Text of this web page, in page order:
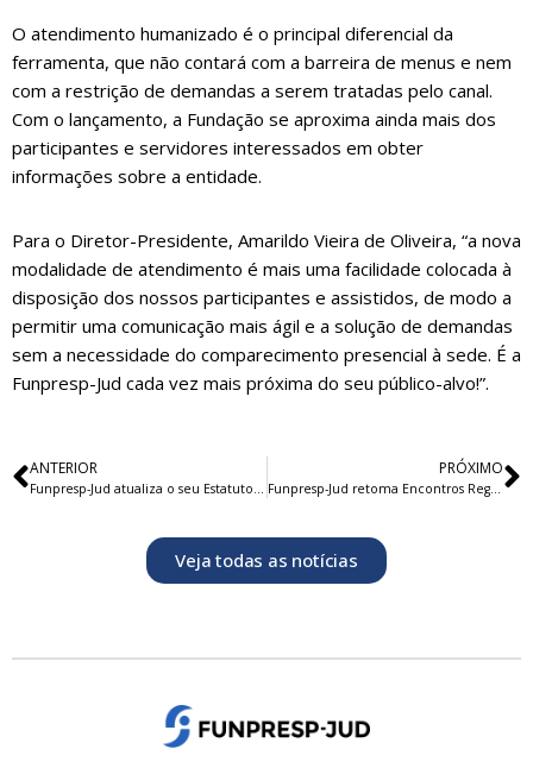
O atendimento humanizado é o principal diferencial da
ferramenta, que não contará com a barreira de menus e nem
com a restrição de demandas a serem tratadas pelo canal.
Com o lançamento, a Fundação se aproxima ainda mais dos
participantes e servidores interessados em obter
informações sobre a entidade.
Para o Diretor-Presidente, Amarildo Vieira de Oliveira, “a nova
modalidade de atendimento é mais uma facilidade colocada à
disposição dos nossos participantes e assistidos, de modo a
permitir uma comunicação mais ágil e a solução de demandas
sem a necessidade do comparecimento presencial à sede. É a
Funpresp-Jud cada vez mais próxima do seu público-alvo!”.
ANTERIOR
Funpresp-Jud atualiza o seu Estatuto Social
PRÓXIMO
Funpresp-Jud retoma Encontros Regionais pelo País
Veja todas as notícias